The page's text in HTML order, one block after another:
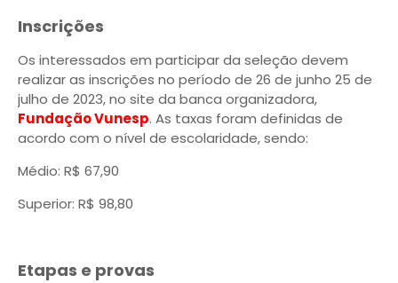
Inscrições
Os interessados em participar da seleção devem
realizar as inscrições no período de 26 de junho 25 de
julho de 2023, no site da banca organizadora,
Fundação Vunesp. As taxas foram definidas de
acordo com o nível de escolaridade, sendo:
Médio: R$ 67,90
Superior: R$ 98,80
Etapas e provas